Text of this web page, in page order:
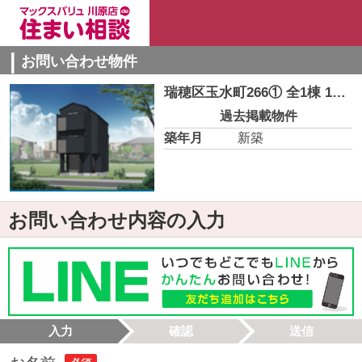
お問い合わせ物件
瑞穂区玉水町266① 全1棟 1号棟＜仲介手数料無料＞弥富小・萩山中 新築一戸建て 1号棟
過去掲載物件
築年月
新築
お問い合わせ内容の入力
入力 確認 送信